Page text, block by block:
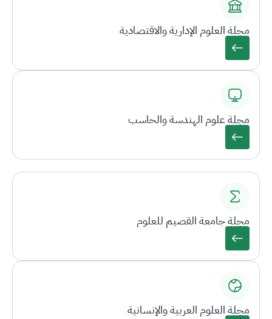
مجلة العلوم الإدارية والاقتصادية
مجلة علوم الهندسة والحاسب
مجلة جامعة القصيم للعلوم
مجلة العلوم العربية والإنسانية